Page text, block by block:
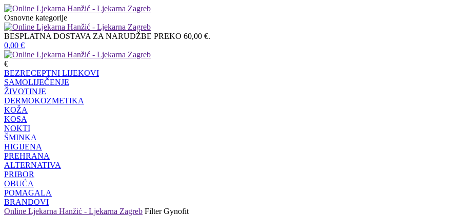
Osnovne kategorije
BESPLATNA DOSTAVA ZA NARUDŽBE PREKO 60,00 €.
0,00 €
€
BEZRECEPTNI LIJEKOVI
SAMOLIJEČENJE
ŽIVOTINJE
DERMOKOZMETIKA
KOŽA
KOSA
NOKTI
ŠMINKA
HIGIJENA
PREHRANA
ALTERNATIVA
PRIBOR
OBUĆA
POMAGALA
BRANDOVI
Online Ljekarna Hanžić - Ljekarna Zagreb Filter Gynofit